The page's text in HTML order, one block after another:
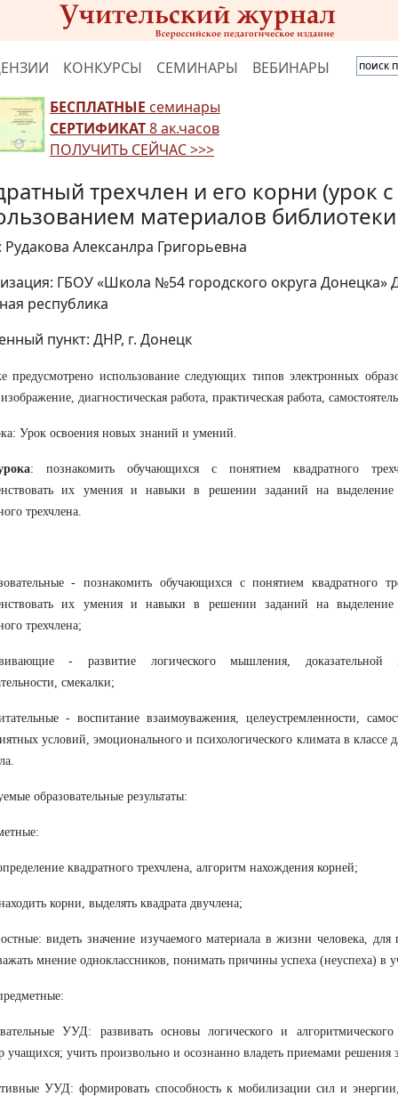
КОНКУРСЫ СЕМИНАРЫ ВЕБИНАРЫ
БЕСПЛАТНЫЕ семинары
СЕРТИФИКАТ8 ак.часов
ПОЛУЧИТЬ СЕЙЧАС >>>
трехчлен и его корни (урок с
материалов
Рудакова Алексанлра Григорьевна
ГБОУ «Школа №54 городского округа Донецка»
республика
пункт: ДНР, г. Донецк
предусмотрено использование следующих типов электронных
диагностическая работа, практическая работа,
Урок освоения новых знаний и умений.
: познакомить обучающихся с понятием квадратного
их умения и навыки в решении заданий на выделение
трехчлена.
-познакомить обучающихся с понятием квадратного
их умения и навыки в решении заданий на выделение
трехчлена;
- развитие логического мышления, доказательной
смекалки;
- воспитание взаимоуважения, целеустремленности,
условий, эмоционального и психологического климата в классе
образовательные результаты:
квадратного трехчлена, алгоритм нахождения корней;
корни, выделять квадрата двучлена;
видеть значение изучаемого материала в жизни человека,
мнение одноклассников, понимать причины успеха (неуспеха) в
УУД: развивать основы логического и
учащихся; учить произвольно и осознанно владеть приемами решения
УУД: формировать способность к мобилизации сил и